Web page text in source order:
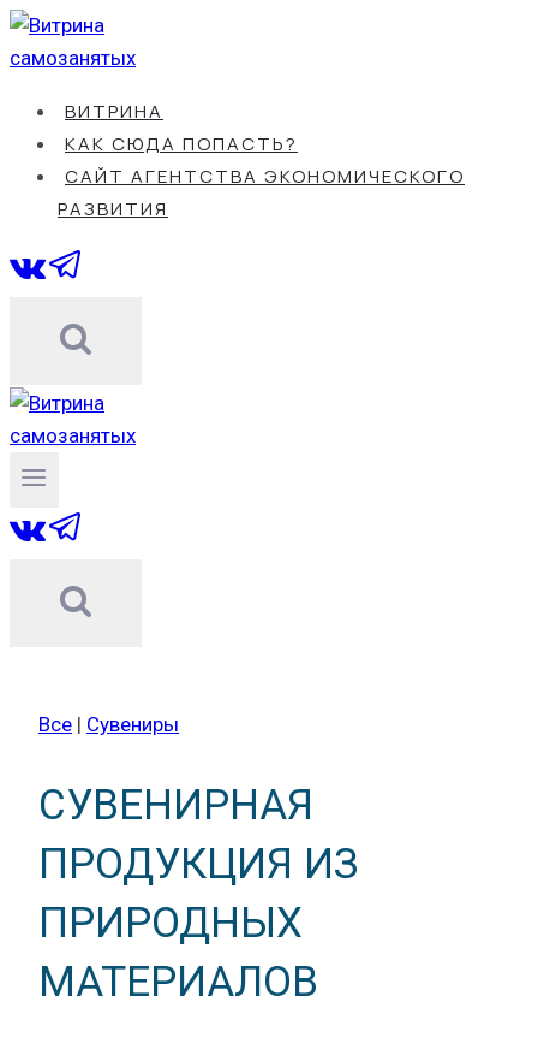
Перейти
к
ВИТРИНА
КАК СЮДА ПОПАСТЬ?
САЙТ АГЕНТСТВА ЭКОНОМИЧЕСКОГО
РАЗВИТИЯ
Все | Сувениры
СУВЕНИРНАЯ
ПРОДУКЦИЯ ИЗ
ПРИРОДНЫХ
МАТЕРИАЛОВ